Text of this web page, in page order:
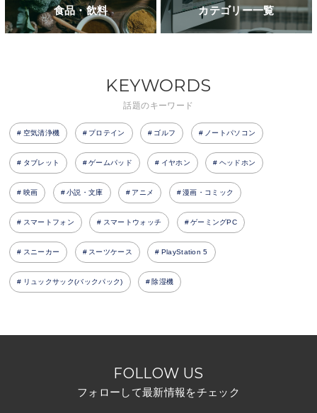
食品・飲料 カテゴリー一覧
KEYWORDS
話題のキーワード
空気清浄機 プロテイン ゴルフ ノートパソコン
タブレット ゲームパッド イヤホン ヘッドホン
映画 小説・文庫 アニメ 漫画・コミック
スマートフォン スマートウォッチ ゲーミングPC
スニーカー スーツケース PlayStation 5
リュックサック(バックパック) 除湿機
FOLLOW US
フォローして最新情報をチェック